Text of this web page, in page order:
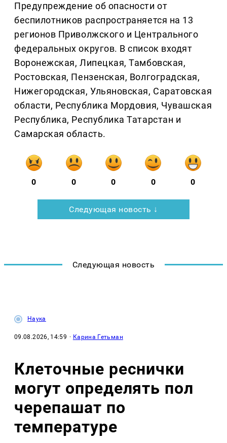
Предупреждение об опасности от
беспилотников распространяется на 13
регионов Приволжского и Центрального
федеральных округов. В список входят
Воронежская, Липецкая, Тамбовская,
Ростовская, Пензенская, Волгоградская,
Нижегородская, Ульяновская, Саратовская
области, Республика Мордовия, Чувашская
Республика, Республика Татарстан и
Самарская область.
0 0 0 0 0
Следующая новость ↓
Следующая новость
Наука
09.08.2026, 14:59 · Карина Гетьман
Клеточные реснички
могут определять пол
черепашат по
температуре